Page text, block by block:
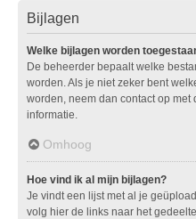
Bijlagen
Welke bijlagen worden
De beheerder bepaalt welke
worden. Als je niet zeker bent
worden, neem dan contact op met
informatie.
Omhoog
Hoe vind ik al mijn bijlagen?
Je vindt een lijst met al je
volg hier de links naar het